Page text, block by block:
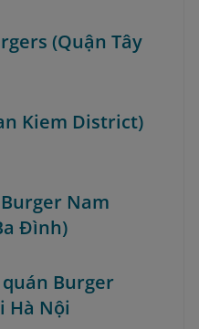
(Quận Tây
Kiem District)
Nam
Đình)
quán Burger
Hà Nội